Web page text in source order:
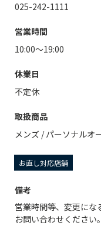
025-242-1111
営業時間
10:00～19:00
休業日
不定休
取扱商品
メンズ /パーソナルオ
お直し対応店舗
備考
営業時間等、変更にな
お問い合わせください。